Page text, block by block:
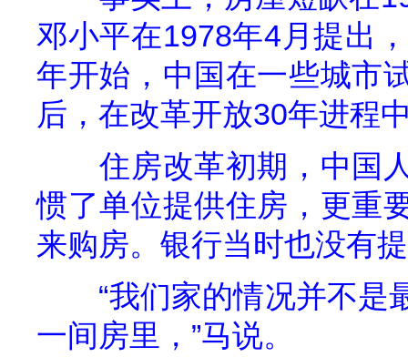
邓小平在1978年4 月提出
年开始，中国在一些城市
后，在改革开放30年进程
住房改革初期，中国
惯了单位提供住房，更重
来购房。银行当时也没有
“我们家的情况并不是
一间房里，”马说。